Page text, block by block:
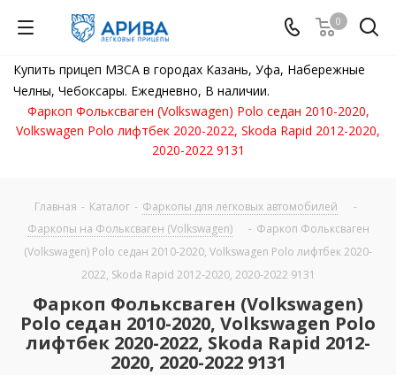
0
Купить прицеп МЗСА в городах Казань, Уфа, Набережные
Челны, Чебоксары. Ежедневно, В наличии.
Фаркоп Фольксваген (Volkswagen) Polo седан 2010-2020,
Volkswagen Polo лифтбек 2020-2022, Skoda Rapid 2012-2020,
2020-2022 9131
Главная - Каталог - Фаркопы для легковых автомобилей
-
Фаркопы на Фольксваген (Volkswagen)
- Фаркоп Фольксваген
(Volkswagen) Polo седан 2010-2020, Volkswagen Polo лифтбек 2020-
2022, Skoda Rapid 2012-2020, 2020-2022 9131
Фаркоп Фольксваген (Volkswagen)
Polo седан 2010-2020, Volkswagen Polo
лифтбек 2020-2022, Skoda Rapid 2012-
2020, 2020-2022 9131